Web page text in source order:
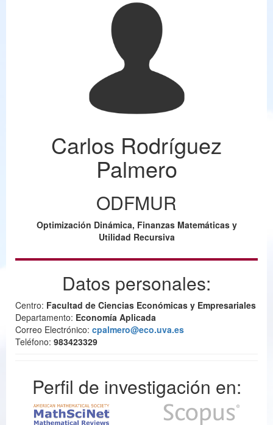
Carlos Rodríguez
Palmero
ODFMUR
Optimización Dinámica, Finanzas Matemáticas y
Utilidad Recursiva
Datos personales:
Centro: Facultad de Ciencias Económicas y Empresariales
Departamento: Economía Aplicada
Correo Electrónico: cpalmero@eco.uva.es
Teléfono: 983423329
Perfil de investigación en: